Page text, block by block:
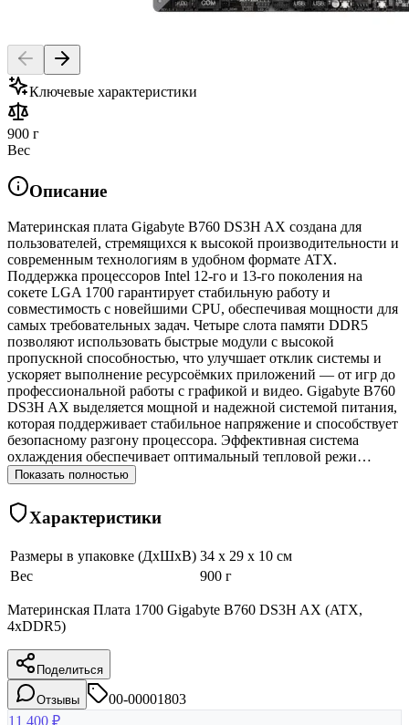
Ключевые характеристики
900 г
Вес
Описание
Материнская плата Gigabyte B760 DS3H AX создана для
пользователей, стремящихся к высокой производительности и
современным технологиям в удобном формате ATX.
Поддержка процессоров Intel 12-го и 13-го поколения на
сокете LGA 1700 гарантирует стабильную работу и
совместимость с новейшими CPU, обеспечивая мощности для
самых требовательных задач. Четыре слота памяти DDR5
позволяют использовать быстрые модули с высокой
пропускной способностью, что улучшает отклик системы и
ускоряет выполнение ресурсоёмких приложений — от игр до
профессиональной работы с графикой и видео. Gigabyte B760
DS3H AX выделяется мощной и надежной системой питания,
которая поддерживает стабильное напряжение и способствует
безопасному разгону процессора. Эффективная система
охлаждения обеспечивает оптимальный тепловой режи…
Показать полностью
Характеристики
Размеры в упаковке (ДхШхВ) 34 x 29 x 10 см
Вес
900 г
Материнская Плата 1700 Gigabyte B760 DS3H AX (ATX,
4xDDR5)
Поделиться
Отзывы
00-00001803
11 400 ₽